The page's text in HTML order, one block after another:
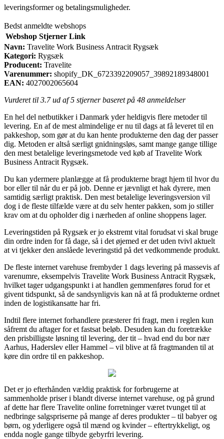
leveringsformer og betalingsmuligheder.
Bedst anmeldte webshops
Webshop Stjerner Link
Navn: Travelite Work Business Antracit Rygsæk
Kategori: Rygsæk
Producent: Travelite
Varenummer: shopify_DK_6723392209057_39892189348001
EAN: 4027002065604
Vurderet til 3.7ud af 5 stjerner baseret på 48 anmeldelser
En hel del netbutikker i Danmark yder heldigvis flere metoder til
levering. En af de mest almindelige er nu til dags at få leveret til en
pakkeshop, som gør at du kan hente produkterne den dag der passer
dig. Metoden er altså særligt gnidningsløs, samt mange gange tillige
den mest betalelige leveringsmetode ved køb af Travelite Work
Business Antracit Rygsæk.
Du kan ydermere planlægge at få produkterne bragt hjem til hvor du
bor eller til når du er på job. Denne er jævnligt et hak dyrere, men
samtidig særligt praktisk. Den mest betalelige leveringsversion vil
dog i de fleste tilfælde være at du selv henter pakken, som jo stiller
krav om at du opholder dig i nærheden af online shoppens lager.
Leveringstiden på Rygsæk er jo ekstremt vital forudsat vi skal bruge
din ordre inden for få dage, så i det øjemed er det uden tvivl aktuelt
at vi tjekker den anslåede leveringstid på det vedkommende produkt.
De fleste internet varehuse frembyder 1 dags levering på massevis af
varenumre, eksempelvis Travelite Work Business Antracit Rygsæk,
hvilket tager udgangspunkt i at handlen gemmenføres forud for et
givent tidspunkt, så de sandsynligvis kan nå at få produkterne ordnet
inden de logistikansatte har fri.
Indtil flere internet forhandlere præsterer fri fragt, men i reglen kun
såfremt du aftager for et fastsat beløb. Desuden kan du foretrække
den prisbilligste løsning til levering, der tit – hvad end du bor nær
Aarhus, Haderslev eller Hammel – vil blive at få fragtmanden til at
køre din ordre til en pakkeshop.
Det er jo efterhånden vældig praktisk for forbrugerne at
sammenholde priser i blandt diverse internet varehuse, og på grund
af dette har flere Travelite online forretninger været tvunget til at
nedbringe salgspriserne på mange af deres produkter – til babyer og
børn, og yderligere også til mænd og kvinder – eftertrykkeligt, og
endda nogle gange tilbyde gebyrfri levering.